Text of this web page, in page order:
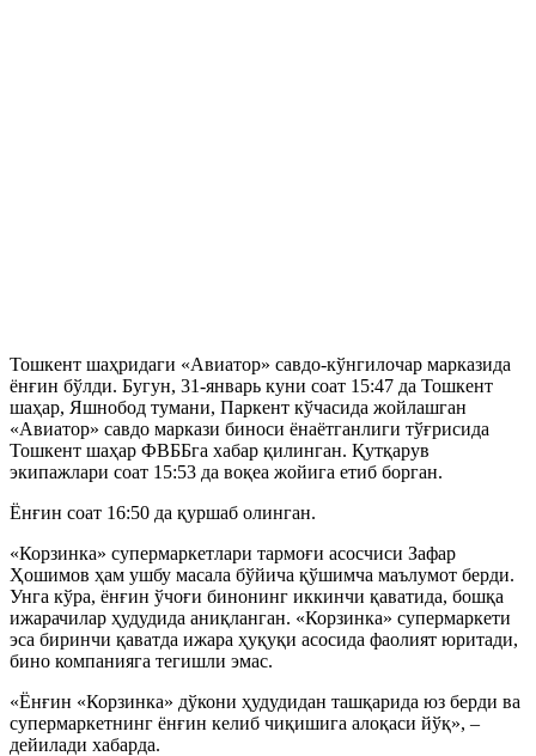
Тошкент шаҳридаги «Авиатор» савдо-кўнгилочар марказида
ёнғин бўлди. Бугун, 31-январь куни соат 15:47 да Тошкент
шаҳар, Яшнобод тумани, Паркент кўчасида жойлашган
«Авиатор» савдо маркази биноси ёнаётганлиги тўғрисида
Тошкент шаҳар ФВББга хабар қилинган. Қутқарув
экипажлари соат 15:53 да воқеа жойига етиб борган.
Ёнғин соат 16:50 да қуршаб олинган.
«Корзинка» супермаркетлари тармоғи асосчиси Зафар
Ҳошимов ҳам ушбу масала бўйича қўшимча маълумот берди.
Унга кўра, ёнғин ўчоғи бинонинг иккинчи қаватида, бошқа
ижарачилар ҳудудида аниқланган. «Корзинка» супермаркети
эса биринчи қаватда ижара ҳуқуқи асосида фаолият юритади,
бино компанияга тегишли эмас.
«Ёнғин «Корзинка» дўкони ҳудудидан ташқарида юз берди ва
супермаркетнинг ёнғин келиб чиқишига алоқаси йўқ», –
дейилади хабарда.